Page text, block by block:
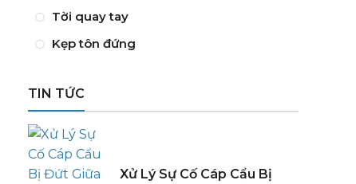
Tời quay tay
Kẹp tôn đứng
TIN TỨC
Xử Lý Sự Cố Cáp Cẩu Bị